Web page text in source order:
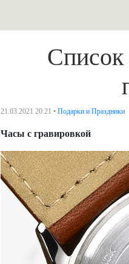
Список
21.03.2021 20:21 • Подарки и Праздники
Часы с гравировкой